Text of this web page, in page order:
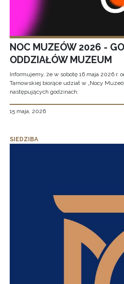
NOC MUZEÓW 2026 -
ODDZIAŁÓW MUZEUM
Informujemy, że w sobotę 16 maja 2026 r.
Tarnowskiej biorące udział w „Nocy
następujących godzinach:
15 maja, 2026
SIEDZIBA